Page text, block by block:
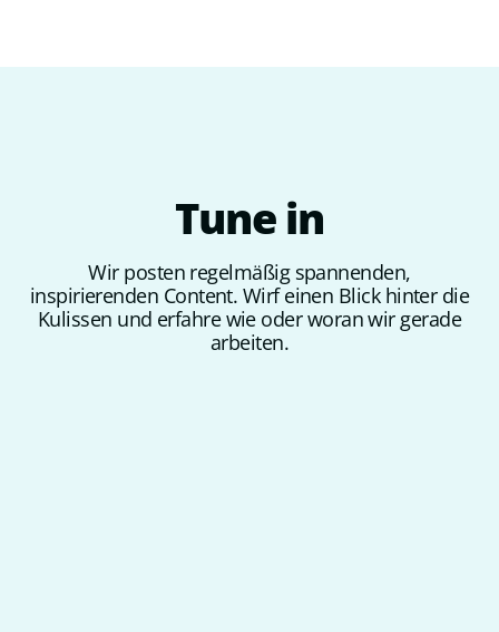
Tune in
Wir posten regelmäßig spannenden,
inspirierenden Content. Wirf einen Blick hinter die
Kulissen und erfahre wie oder woran wir gerade
arbeiten.